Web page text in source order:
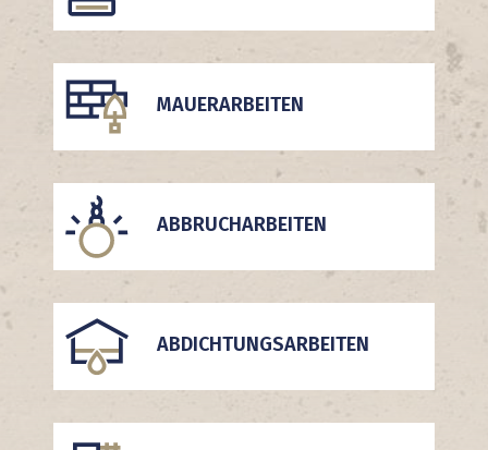
MAUERARBEITEN
ABBRUCHARBEITEN
ABDICHTUNGSARBEITEN